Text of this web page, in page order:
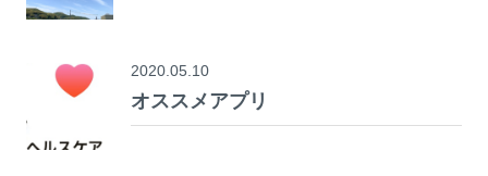
2020.05.10
オススメアプリ